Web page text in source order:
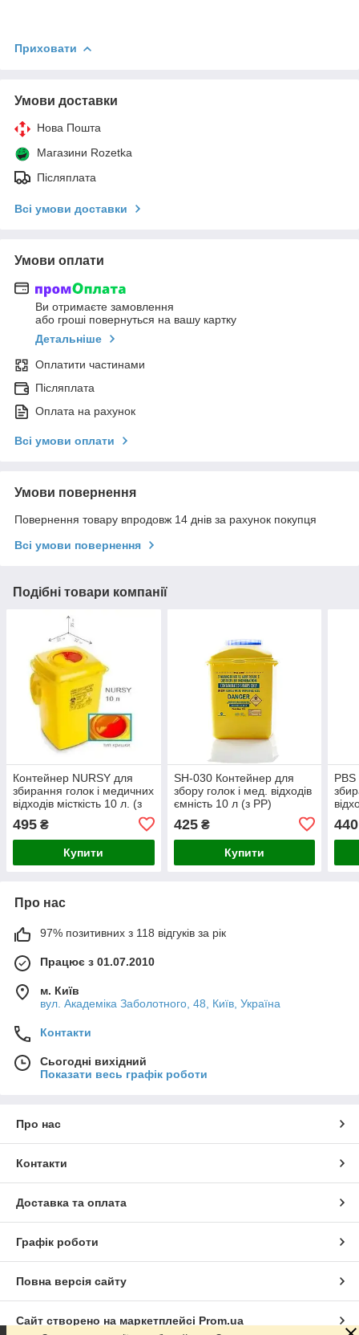
Приховати
Умови доставки
Нова Пошта
Магазини Rozetka
Післяплата
Всі умови доставки
Умови оплати
Ви отримаєте замовлення
або гроші повернуться на вашу картку
Детальніше
Оплатити частинами
Післяплата
Оплата на рахунок
Всі умови оплати
Умови повернення
Повернення товару впродовж 14 днів за рахунок покупця
Всі умови повернення
Подібні товари компанії
Контейнер NURSY для
збирання голок і медичних
відходів місткість 10 л. (з
495 ₴
Купити
SH-030 Контейнер для
збору голок і мед. відходів
ємність 10 л (з PP)
425₴
Купити
440
Про нас
97% позитивних з 118 відгуків за рік
Працює з 01.07.2010
м. Київ
вул. Академіка Заболотного, 48, Київ, Україна
Контакти
Сьогодні вихідний
Показати весь графік роботи
Про нас
Контакти
Доставка та оплата
Графік роботи
Повна версія сайту
Сайт створено на маркетплейсі Prom.ua